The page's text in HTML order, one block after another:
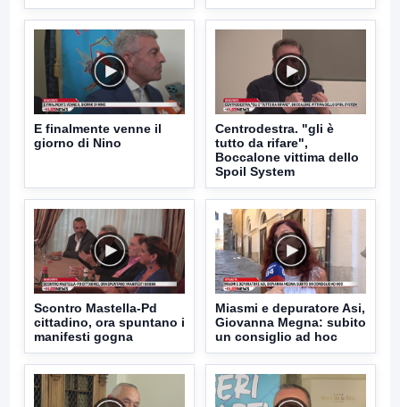
E finalmente venne il
giorno di Nino
Centrodestra. "gli è
tutto da rifare",
Boccalone vittima dello
Spoil System
Scontro Mastella-Pd
cittadino, ora spuntano i
manifesti gogna
Miasmi e depuratore Asi,
Giovanna Megna: subito
un consiglio ad hoc